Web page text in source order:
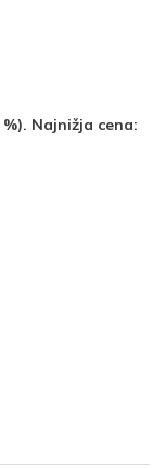
Najnižja cena: